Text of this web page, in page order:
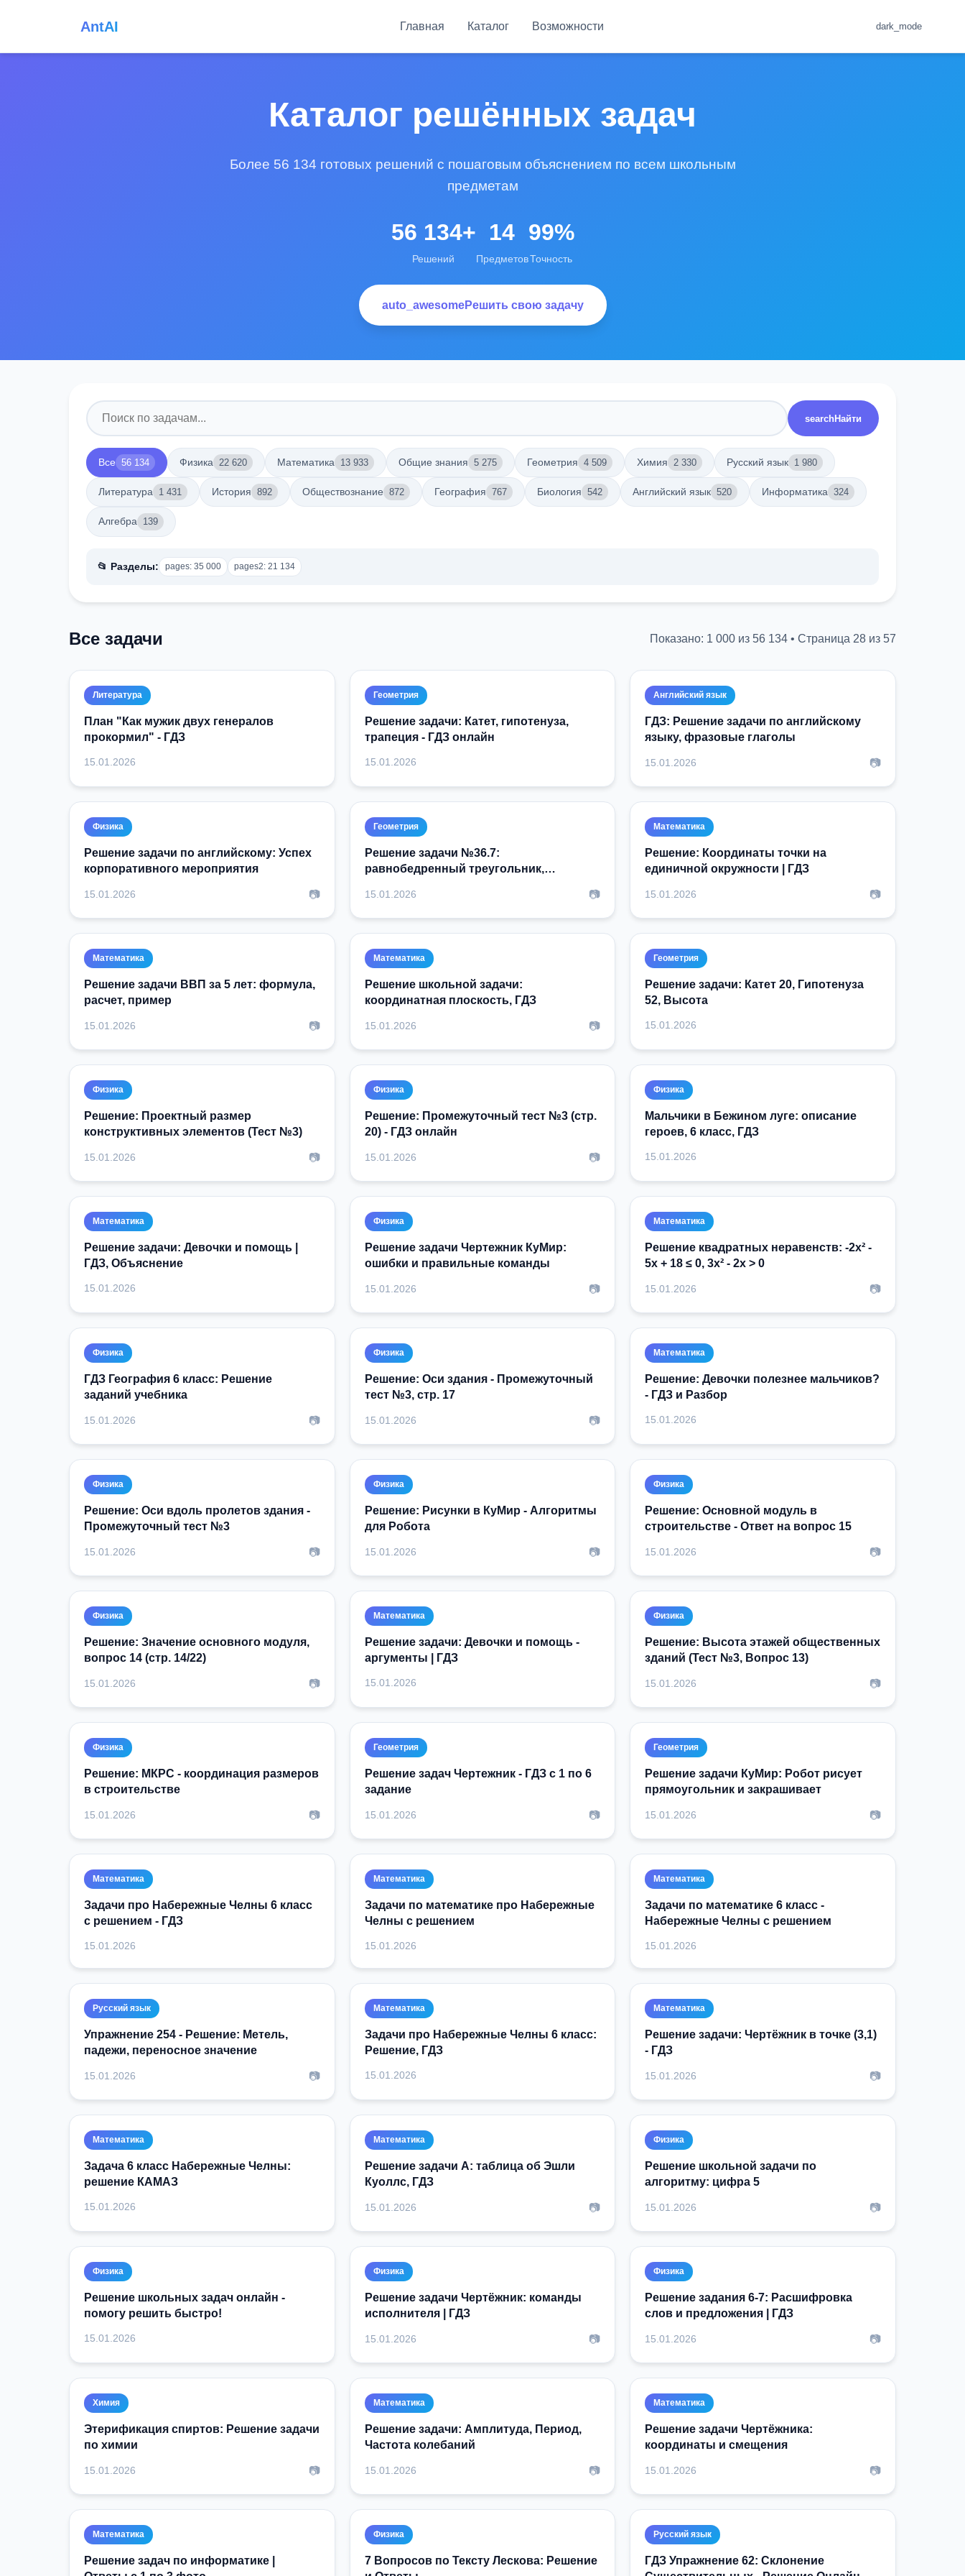
AntAI Главная Каталог Возможности dark_mode
Каталог решённых задач
Более 56 134 готовых решений с пошаговым объяснением по всем школьным
предметам
56 134+
Решений
14
Предметов
99%
Точность
auto_awesomeРешить свою задачу
searchНайти
Все 56 134 Физика 22 620 Математика 13 933 Общие знания 5 275 Геометрия 4 509 Химия 2 330 Русский язык 1 980
Литература 1 431 История 892 Обществознание 872 География 767 Биология 542 Английский язык 520 Информатика 324
Алгебра 139
📂 Разделы: pages: 35 000 pages2: 21 134
Все задачи Показано: 1 000 из 56 134 • Страница 28 из 57
Литература
План "Как мужик двух генералов
прокормил" - ГДЗ
15.01.2026
Геометрия
Решение задачи: Катет, гипотенуза,
трапеция - ГДЗ онлайн
15.01.2026
Английский язык
ГДЗ: Решение задачи по английскому
языку, фразовые глаголы
15.01.2026 📷
Физика
Решение задачи по английскому: Успех
корпоративного мероприятия
15.01.2026 📷
Геометрия
Решение задачи №36.7:
равнобедренный треугольник,
15.01.2026 📷
Математика
Решение: Координаты точки на
единичной окружности | ГДЗ
15.01.2026 📷
Математика
Решение задачи ВВП за 5 лет: формула,
расчет, пример
15.01.2026 📷
Математика
Решение школьной задачи:
координатная плоскость, ГДЗ
15.01.2026 📷
Геометрия
Решение задачи: Катет 20, Гипотенуза
52, Высота
15.01.2026
Физика
Решение: Проектный размер
конструктивных элементов (Тест №3)
15.01.2026 📷
Физика
Решение: Промежуточный тест №3 (стр.
20) - ГДЗ онлайн
15.01.2026 📷
Физика
Мальчики в Бежином луге: описание
героев, 6 класс, ГДЗ
15.01.2026
Математика
Решение задачи: Девочки и помощь |
ГДЗ, Объяснение
15.01.2026
Физика
Решение задачи Чертежник КуМир:
ошибки и правильные команды
15.01.2026 📷
Математика
Решение квадратных неравенств: -2x² -
5x + 18 ≤ 0, 3x² - 2x > 0
15.01.2026 📷
Физика
ГДЗ География 6 класс: Решение
заданий учебника
15.01.2026 📷
Физика
Решение: Оси здания - Промежуточный
тест №3, стр. 17
15.01.2026 📷
Математика
Решение: Девочки полезнее мальчиков?
- ГДЗ и Разбор
15.01.2026
Физика
Решение: Оси вдоль пролетов здания -
Промежуточный тест №3
15.01.2026 📷
Физика
Решение: Рисунки в КуМир - Алгоритмы
для Робота
15.01.2026 📷
Физика
Решение: Основной модуль в
строительстве - Ответ на вопрос 15
15.01.2026 📷
Физика
Решение: Значение основного модуля,
вопрос 14 (стр. 14/22)
15.01.2026 📷
Математика
Решение задачи: Девочки и помощь -
аргументы | ГДЗ
15.01.2026
Физика
Решение: Высота этажей общественных
зданий (Тест №3, Вопрос 13)
15.01.2026 📷
Физика
Решение: МКРС - координация размеров
в строительстве
15.01.2026 📷
Геометрия
Решение задач Чертежник - ГДЗ с 1 по 6
задание
15.01.2026 📷
Геометрия
Решение задачи КуМир: Робот рисует
прямоугольник и закрашивает
15.01.2026 📷
Математика
Задачи про Набережные Челны 6 класс
с решением - ГДЗ
15.01.2026
Математика
Задачи по математике про Набережные
Челны с решением
15.01.2026
Математика
Задачи по математике 6 класс -
Набережные Челны с решением
15.01.2026
Русский язык
Упражнение 254 - Решение: Метель,
падежи, переносное значение
15.01.2026 📷
Математика
Задачи про Набережные Челны 6 класс:
Решение, ГДЗ
15.01.2026
Математика
Решение задачи: Чертёжник в точке (3,1)
- ГДЗ
15.01.2026 📷
Математика
Задача 6 класс Набережные Челны:
решение КАМАЗ
15.01.2026
Математика
Решение задачи A: таблица об Эшли
Куоллс, ГДЗ
15.01.2026 📷
Физика
Решение школьной задачи по
алгоритму: цифра 5
15.01.2026 📷
Физика
Решение школьных задач онлайн -
помогу решить быстро!
15.01.2026
Физика
Решение задачи Чертёжник: команды
исполнителя | ГДЗ
15.01.2026 📷
Физика
Решение задания 6-7: Расшифровка
слов и предложения | ГДЗ
15.01.2026 📷
Химия
Этерификация спиртов: Решение задачи
по химии
15.01.2026 📷
Математика
Решение задачи: Амплитуда, Период,
Частота колебаний
15.01.2026 📷
Математика
Решение задачи Чертёжника:
координаты и смещения
15.01.2026 📷
Математика
Решение задач по информатике |
Физика
7 Вопросов по Тексту Лескова: Решение
Русский язык
ГДЗ Упражнение 62: Склонение